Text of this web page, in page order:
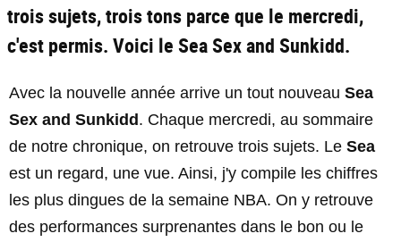
trois sujets, trois tons parce que le mercredi,
c'est permis. Voici le Sea Sex and Sunkidd.
Avec la nouvelle année arrive un tout nouveau Sea
Sex and Sunkidd . Chaque mercredi, au sommaire
de notre chronique, on retrouve trois sujets. Le Sea
est un regard, une vue. Ainsi, j'y compile les chiffres
les plus dingues de la semaine NBA. On y retrouve
des performances surprenantes dans le bon ou le